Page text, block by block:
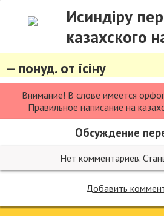
Исиндіру
казахского
— понуд. от ісіну
Внимание! В слове имеется
Правильное написание на
Обсуждение
Нет комментариев.
Добавить